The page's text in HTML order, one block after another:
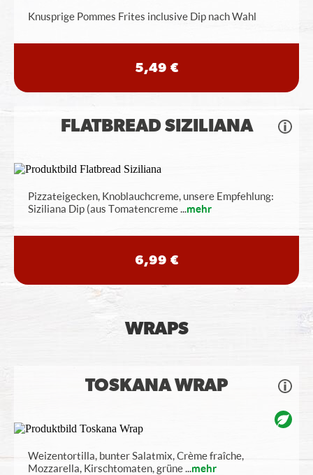
Knusprige Pommes Frites inclusive Dip nach Wahl
5,49 €
FLATBREAD SIZILIANA
Pizzateigecken, Knoblauchcreme, unsere Empfehlung:
Siziliana Dip (aus Tomatencreme...mehr
6,99 €
WRAPS
TOSKANA WRAP
Weizentortilla, bunter Salatmix, Crème fraîche,
Mozzarella, Kirschtomaten, grüne...mehr